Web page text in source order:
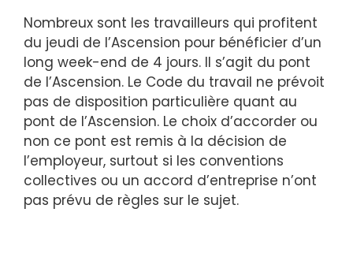
Nombreux sont les travailleurs qui profitent
du jeudi de l’Ascension pour bénéficier d’un
long week-end de 4 jours. Il s’agit du pont
de l’Ascension. Le Code du travail ne prévoit
pas de disposition particulière quant au
pont de l’Ascension. Le choix d’accorder ou
non ce pont est remis à la décision de
l’employeur, surtout si les conventions
collectives ou un accord d’entreprise n’ont
pas prévu de règles sur le sujet.